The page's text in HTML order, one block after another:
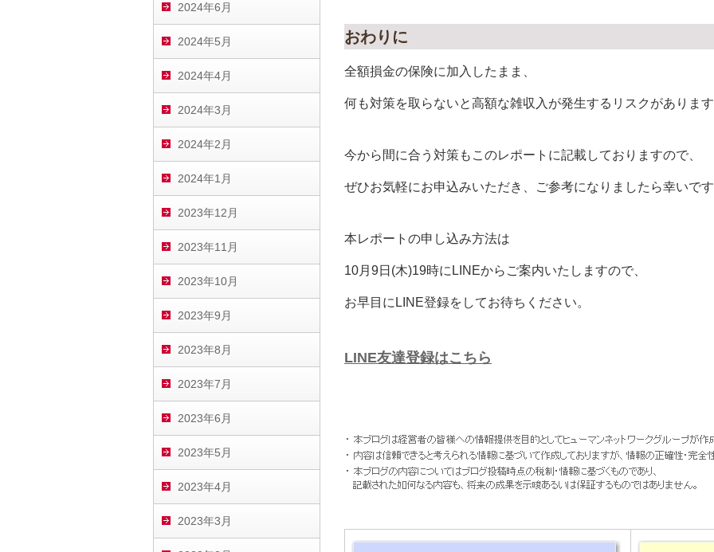
2024年6月
2024年5月
2024年4月
2024年3月
2024年2月
2024年1月
2023年12月
2023年11月
2023年10月
2023年9月
2023年8月
2023年7月
2023年6月
2023年5月
2023年4月
2023年3月
おわりに
全額損金の保険に加入したまま、
何も対策を取らないと高額な雑収入が発生するリスクがありま
今から間に合う対策もこのレポートに記載しておりますので、
ぜひお気軽にお申込みいただき、ご参考になりましたら幸いで
本レポートの申し込み方法は
10月9日(木)19時にLINEからご案内いたしますので、
お早目にLINE登録をしてお待ちください。
LINE友達登録はこちら